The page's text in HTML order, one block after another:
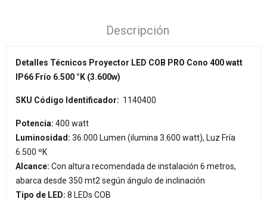
Descripción
Detalles Técnicos Proyector LED COB PRO Cono 400 watt
IP66 Frío 6.500 °K (3.600w)
SKU Código Identificador: 1140400
Potencia: 400 watt
Luminosidad: 36.000 Lumen (ilumina 3.600 watt), Luz Fría
6.500 ºK
Alcance: Con altura recomendada de instalación 6 metros,
abarca desde 350 mt2 según ángulo de inclinación
Tipo de LED: 8 LEDs COB